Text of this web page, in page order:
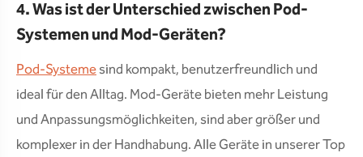
4. Was ist der Unterschied zwischen Pod-
Systemen und Mod-Geräten?
Pod-Systemesind kompakt, benutzerfreundlich und
ideal für den Alltag. Mod-Geräte bieten mehr Leistung
und Anpassungsmöglichkeiten, sind aber größer und
komplexer in der Handhabung. Alle Geräte in unserer Top